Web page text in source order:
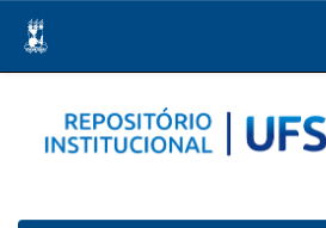
navigation